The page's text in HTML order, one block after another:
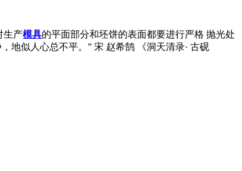
生产模具的平面部分和坯饼的表面都要进行严格 抛光处
地似人心总不平。” 宋 赵希鹄 《洞天清录· 古砚